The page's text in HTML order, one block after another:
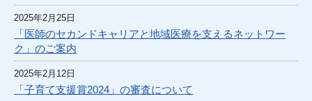
2025年2月25日
「医師のセカンドキャリアと地域医療を支えるネットワー
ク」のご案内
2025年2月12日
「子育て支援賞2024」の審査について